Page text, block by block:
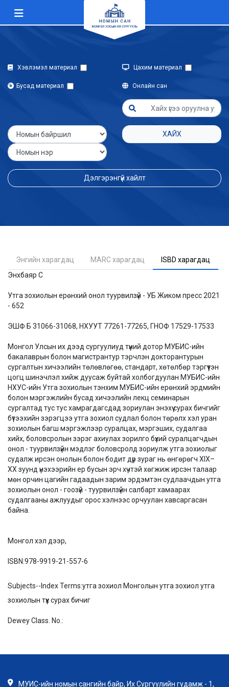
Хэвлэмэл материал Цахим материал
Бусад материал Онлайн сан
ХАЙХ
Дэлгэрэнгүй хайлт
Энгийн харагдац MARC харагдац
ISBD харагдац
Энхбаяр С
Утга зохиолын ерөнхий онол туурвилзүй - УБ Жиком пресс 2021
- 652
ЭШФ Б 31066-31068, НХУУТ 77261-77265, ГНОФ 17529-17533
Монгол Улсын их дээд сургуулиуд түүний дотор МУБИС-ийн
бакалаврын болон магистрантур тэрчлэн докторантурын
сургалтын хичээлийн төлөвлөгөө, стандарт, хөтөлбөр тэргүүтэн
цогц шинэчлэл хийж дуусаж буйтай холбогдуулан МУБИС-ийн
НХУС-ийн Утга зохиолын тэнхим МУБИС-ийн ерөнхий эрдмийн
болон мэргэжлийн бусад хичээлийн лекц семинарын
сургалтад тус тус хамрагдагсдад зориулан энэхүү сурах бичгийг
бүтээхийн зэрэгцээ утга зохиол судлал болон төрөлх хэл уран
зохиолын багш мэргэжлээр суралцах, мэргэших, судалгаа
хийх, боловсролын зэрэг ахиулах зорилго бүхий суралцагчдын
онол - туурвилзүйн мэдлэг боловсролд зориулж утга зохиолыг
судалж ирсэн онолын болон бодит дүр зураг нь өнгөрөгч XIX–
XX зуунд үнэхээрийн ер бусын эрч хүчтэй хөгжиж ирсэн талаар
мөн орчин цагийн гадаадын зарим эрдэмтэн судлаачдын утга
зохиолын онол - гоозүй - туурвилзүйн салбарт хамаарах
судалгааны ажлуудыг орос хэлнээс орчуулан хавсаргасан
байна.
Монгол хэл дээр,
ISBN:978-9919-21-557-6
Subjects--Index Terms:утга зохиол Монголын утга зохиол утга
зохиолын түүх сурах бичиг
Dewey Class. No.:
МУИС-ийн номын сангийн байр, Их Сургуулийн гудамж - 1,